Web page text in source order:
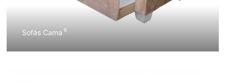
Sofás Cama 6